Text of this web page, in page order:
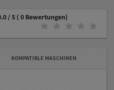
/ 5 ( 0 Bewertungen)
KOMPATIBLE MASCHINEN